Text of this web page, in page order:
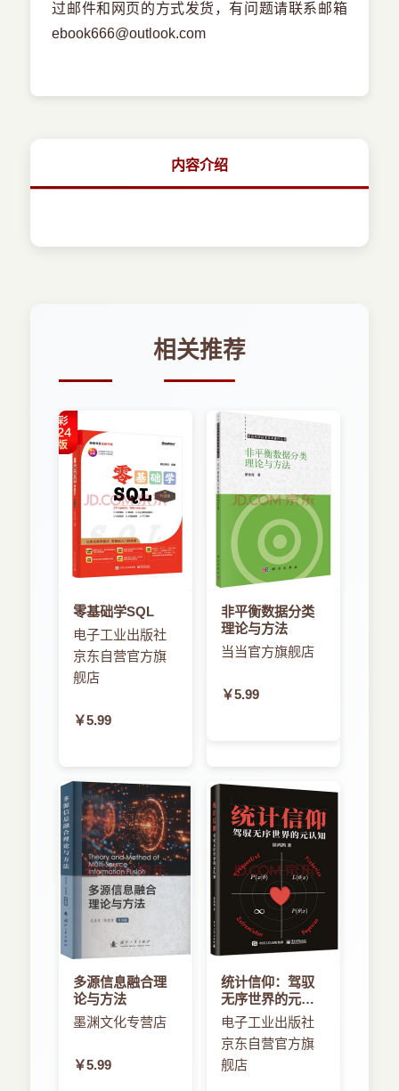
过邮件和网页的方式发货，有问题请联系邮箱
ebook666@outlook.com
内容介绍
相关推荐
零基础学SQL
电子工业出版社
京东自营官方旗
舰店
￥5.99
非平衡数据分类
理论与方法
当当官方旗舰店
￥5.99
多源信息融合理
论与方法
墨渊文化专营店
￥5.99
统计信仰：驾驭
无序世界的元认
知
电子工业出版社
京东自营官方旗
舰店